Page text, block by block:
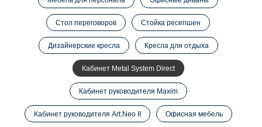
Стол переговоров Стойка ресепшен
Дизайнерские кресла Кресла для отдыха
Кабинет Metal System Direct
Кабинет руководителя Maxim
Кабинет руководителя Art.Neo II Офисная мебель